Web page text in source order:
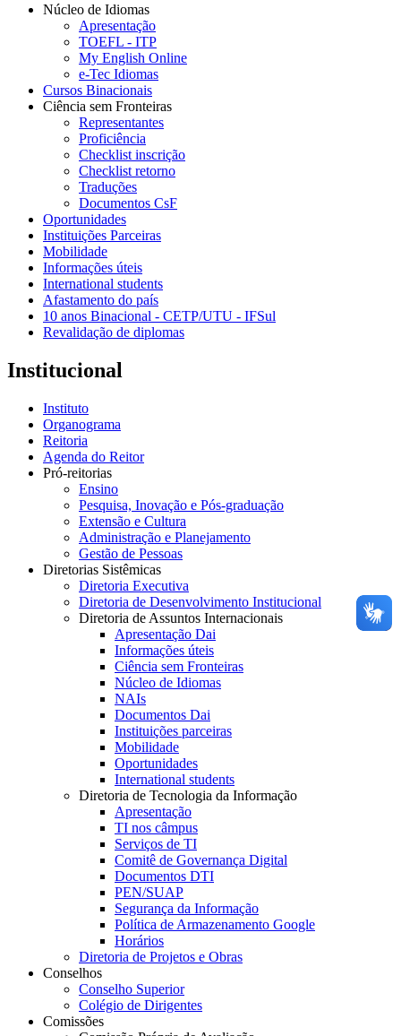
Núcleo de Idiomas
Apresentação
TOEFL - ITP
My English Online
e-Tec Idiomas
Cursos Binacionais
Ciência sem Fronteiras
Representantes
Proficiência
Checklist inscrição
Checklist retorno
Traduções
Documentos CsF
Oportunidades
Instituições Parceiras
Mobilidade
Informações úteis
International students
Afastamento do país
10 anos Binacional - CETP/UTU - IFSul
Revalidação de diplomas
Institucional
Instituto
Organograma
Reitoria
Agenda do Reitor
Pró-reitorias
Ensino
Pesquisa, Inovação e Pós-graduação
Extensão e Cultura
Administração e Planejamento
Gestão de Pessoas
Diretorias Sistêmicas
Diretoria Executiva
Diretoria de Desenvolvimento Institucional
Diretoria de Assuntos Internacionais
Apresentação Dai
Informações úteis
Ciência sem Fronteiras
Núcleo de Idiomas
NAIs
Documentos Dai
Instituições parceiras
Mobilidade
Oportunidades
International students
Diretoria de Tecnologia da Informação
Apresentação
TI nos câmpus
Serviços de TI
Comitê de Governança Digital
Documentos DTI
PEN/SUAP
Segurança da Informação
Política de Armazenamento Google
Horários
Diretoria de Projetos e Obras
Conselhos
Conselho Superior
Colégio de Dirigentes
Comissões